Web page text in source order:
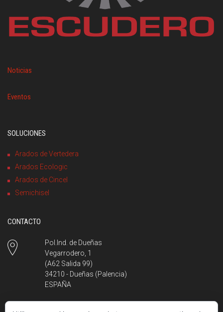
Noticias
Eventos
SOLUCIONES
Arados de Vertedera
Arados Ecologic
Arados de Cincel
Semichisel
CONTACTO
Pol.Ind. de Dueñas
Vegarrodero, 1
(A62 Salida 99)
34210 - Dueñas (Palencia)
ESPAÑA